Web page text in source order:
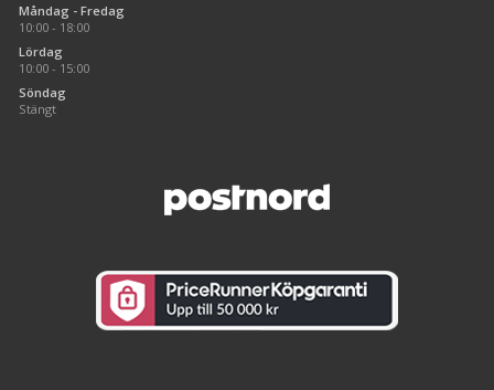
Måndag - Fredag
10:00 - 18:00
Lördag
10:00 - 15:00
Söndag
Stängt